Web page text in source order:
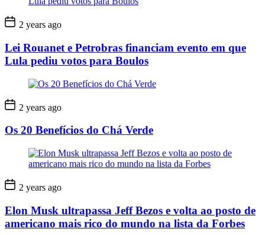
2 years ago
Lei Rouanet e Petrobras financiam evento em que
Lula pediu votos para Boulos
2 years ago
Os 20 Benefícios do Chá Verde
2 years ago
Elon Musk ultrapassa Jeff Bezos e volta ao posto de
americano mais rico do mundo na lista da Forbes